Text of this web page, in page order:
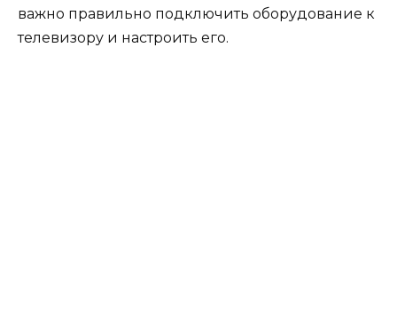
важно правильно подключить оборудование к
телевизору и настроить его.